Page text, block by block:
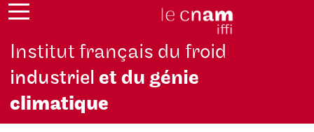
Institut français du froid
industrielet du génie
climatique